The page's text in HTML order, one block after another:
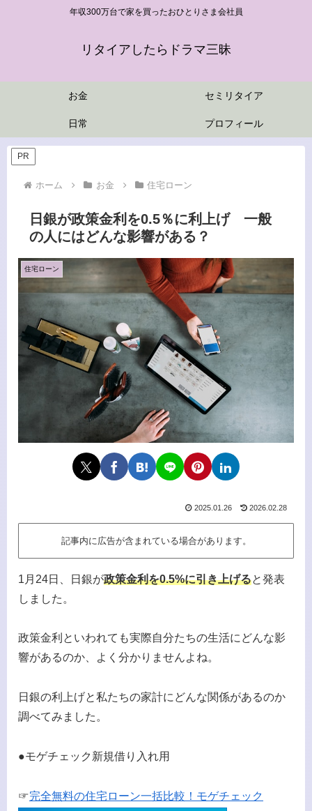
年収300万台で家を買ったおひとりさま会社員
リタイアしたらドラマ三昧
お金 セミリタイア
日常 プロフィール
PR
ホーム お金 住宅ローン
日銀が政策金利を0.5％に利上げ 一般
の人にはどんな影響がある？
住宅ローン
2025.01.26 2026.02.28
記事内に広告が含まれている場合があります。
1月24日、日銀が政策金利を0.5%に引き上げると発表
しました。
政策金利といわれても実際自分たちの生活にどんな影
響があるのか、よく分かりませんよね。
日銀の利上げと私たちの家計にどんな関係があるのか
調べてみました。
●モゲチェック新規借り入れ用
☞完全無料の住宅ローン一括比較！モゲチェック